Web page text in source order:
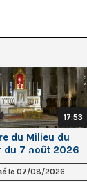
17:53
du Milieu du
du 7 août 2026
Coeur de
le 07/08/2026